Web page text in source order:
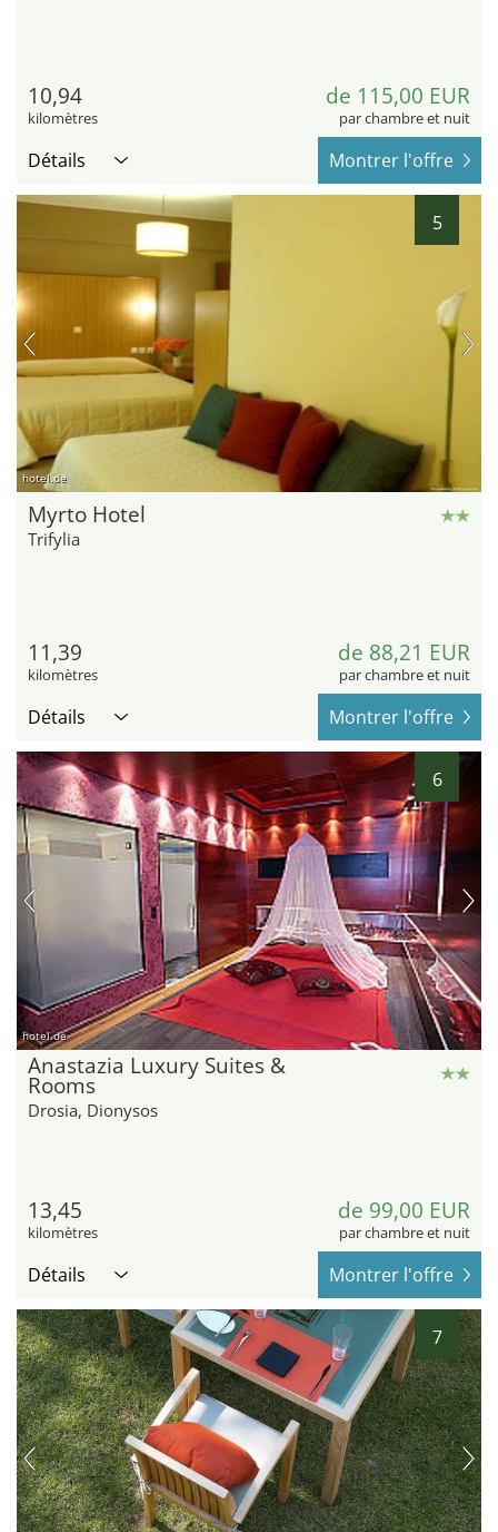
10,94
kilomètres
de 115,00 EUR
par chambre et nuit
Détails Montrer l'offre
5
hotel.de
Myrto Hotel
Trifylia
11,39
kilomètres
de 88,21 EUR
par chambre et nuit
Détails Montrer l'offre
6
hotel.de
Anastazia Luxury Suites &
Rooms
Drosia, Dionysos
13,45
kilomètres
de 99,00 EUR
par chambre et nuit
Détails Montrer l'offre
7